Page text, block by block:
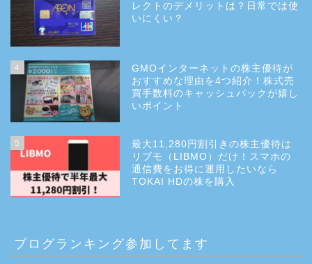
レクトのデメリットは？日常では使
いにくい？
4
GMOインターネットの株主優待が
おすすめな理由を4つ紹介！株式売
買手数料のキャッシュバックが嬉し
いポイント
5
最大11,280円割引きの株主優待は
リブモ（LIBMO）だけ！スマホの
通信費をお得に運用したいなら
TOKAI HDの株を購入
ブログランキング参加してます